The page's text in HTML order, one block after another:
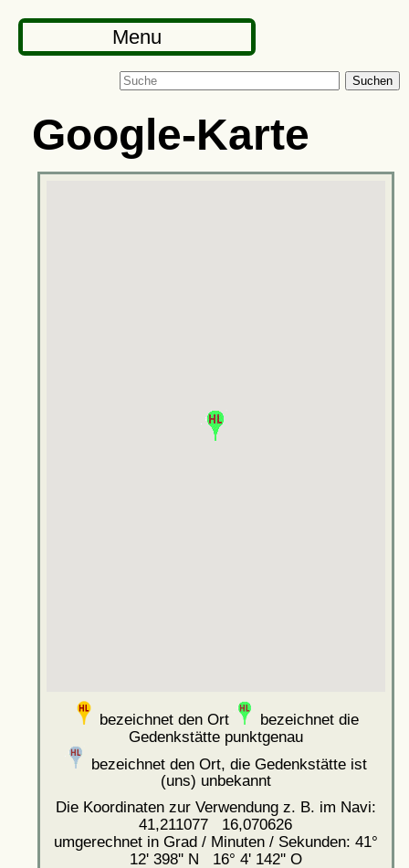
Menu
Suchen
Google-Karte
bezeichnet den Ort
bezeichnet die
Gedenkstätte punktgenau
bezeichnet den Ort, die Gedenkstätte ist
(uns) unbekannt
Die Koordinaten zur Verwendung z. B. im Navi:
41,211077 16,070626
umgerechnet in Grad / Minuten / Sekunden: 41°
12' 398'' N 16° 4' 142'' O